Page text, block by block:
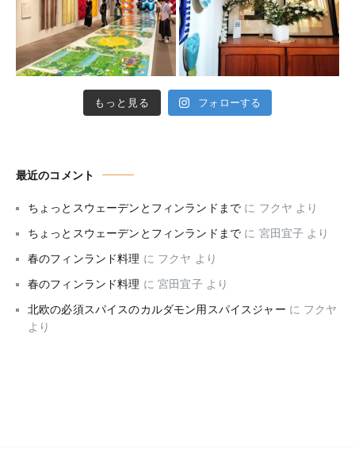
もっと見る フォローする
最近のコメント
ちょっとスウェーデンとフィンランドまで に フクヤ より
ちょっとスウェーデンとフィンランドまで に 宮田宜子 より
春のフィンランド料理 に フクヤ より
春のフィンランド料理 に宮田宜子 より
北欧の必須スパイスのカルダモン用スパイスジャー に フクヤ
より